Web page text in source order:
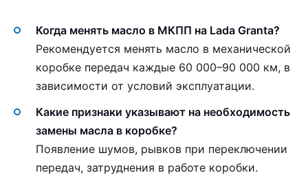
Когда менять масло в МКПП на Lada Granta?
Рекомендуется менять масло в механической
коробке передач каждые 60 000–90 000 км, в
зависимости от условий эксплуатации.
Какие признаки указывают на необходимость
замены масла в коробке?
Появление шумов, рывков при переключении
передач, затруднения в работе коробки.